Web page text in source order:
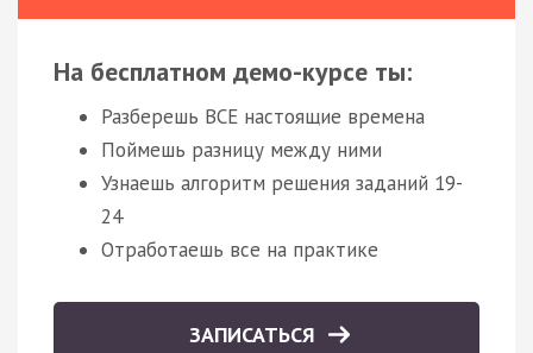
На бесплатном демо-курсе ты:
Разберешь ВСЕ настоящие времена
Поймешь разницу между ними
Узнаешь алгоритм решения заданий 19-
24
Отработаешь все на практике
ЗАПИСАТЬСЯ